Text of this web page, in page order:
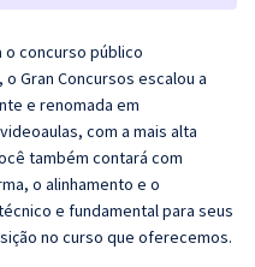
concurso público
, o Gran Concursos escalou a
e renomada em
com a mais alta
também contará com
o alinhamento e o
e fundamental para seus
no curso que oferecemos.